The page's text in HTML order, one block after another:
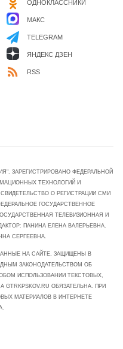
ОДНОКЛАССНИКИ
МАКС
TELEGRAM
ЯНДЕКС ДЗЕН
RSS
ЗАРЕГИСТРИРОВАНО ФЕДЕРАЛЬНОЙ
ТЕХНОЛОГИЙ И
О РЕГИСТРАЦИИ СМИ
ГОСУДАРСТВЕННОЕ
ТЕЛЕВИЗИОННАЯ И
ПАНИНА ЕЛЕНА ВАЛЕРЬЕВНА.
СЕРГЕЕВНА.
НА САЙТЕ, ЗАЩИЩЕНЫ В
ЗАКОНОДАТЕЛЬСТВОМ ОБ
ИСПОЛЬЗОВАНИИ ТЕКСТОВЫХ,
ОБЯЗАТЕЛЬНА. ПРИ
МАТЕРИАЛОВ В ИНТЕРНЕТЕ